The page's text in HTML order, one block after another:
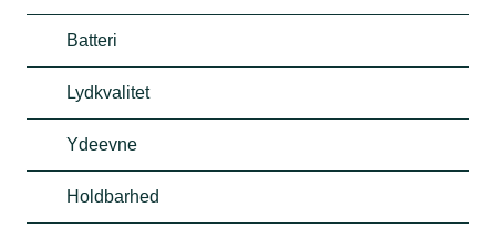
Batteri
Lydkvalitet
Ydeevne
Holdbarhed